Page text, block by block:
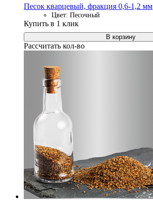
Песок кварцевый, фракция 0,6-1,2 мм
Цвет: Песочный
Купить в 1 клик
В корзину
Рассчитать кол-во